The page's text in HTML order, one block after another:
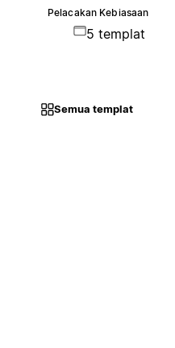
Pelacakan Kebiasaan
5 templat
Semua templat